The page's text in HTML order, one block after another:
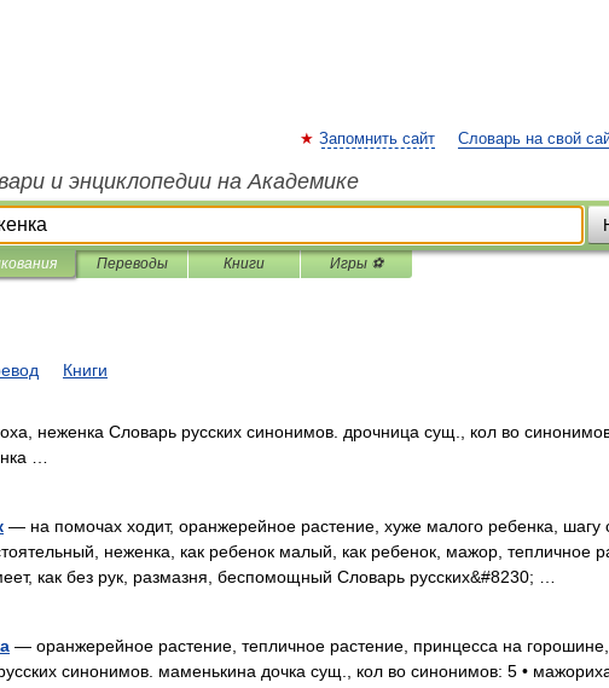
Запомнить сайт Словарь на свой
и энциклопедии на Академике
Переводы Книги Игры ⚽
Книги
неженка Словарь русских синонимов. дрочница сущ., кол во
…
— на помочах ходит, оранжерейное растение, хуже малого ребенка, шагу
неженка, как ребенок малый, как ребенок, мажор, тепличное
как без рук, размазня, беспомощный Словарь русских&#8230; …
— оранжерейное растение, тепличное растение, принцесса на горошине,
синонимов. маменькина дочка сущ., кол во синонимов: 5 •